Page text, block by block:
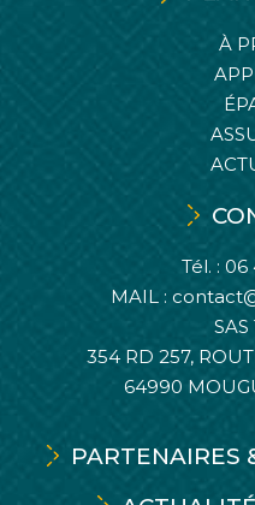
À
Tél. : 06
MAIL :
SAS
354 RD 257,
64990
PARTENAIRES